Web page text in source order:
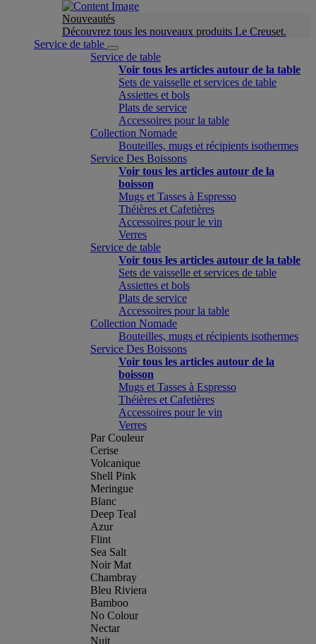
Nouveautés
Découvrez tous les nouveaux produits Le Creuset.
Service de table
Service de table
Voir tous les articles autour de la table
Sets de vaisselle et services de table
Assiettes et bols
Plats de service
Accessoires pour la table
Collection Nomade
Bouteilles, mugs et récipients isothermes
Service Des Boissons
Voir tous les articles autour de la
boisson
Mugs et Tasses à Espresso
Théières et Cafetières
Accessoires pour le vin
Verres
Service de table
Voir tous les articles autour de la table
Sets de vaisselle et services de table
Assiettes et bols
Plats de service
Accessoires pour la table
Collection Nomade
Bouteilles, mugs et récipients isothermes
Service Des Boissons
Voir tous les articles autour de la
boisson
Mugs et Tasses à Espresso
Théières et Cafetières
Accessoires pour le vin
Verres
Par Couleur
Cerise
Volcanique
Shell Pink
Meringue
Blanc
Deep Teal
Azur
Flint
Sea Salt
Noir Mat
Chambray
Bleu Riviera
Bamboo
No Colour
Nectar
Nuit